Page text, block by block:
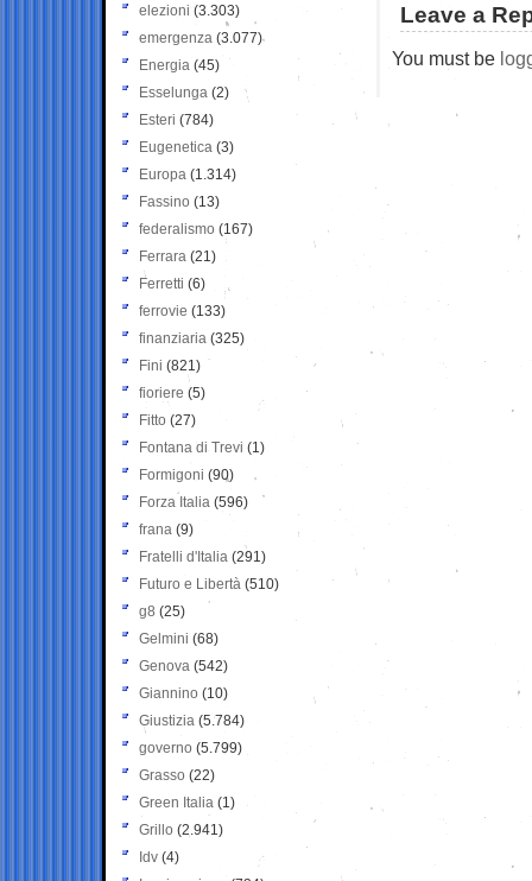
Leave a
You must be
elezioni (3.303)
emergenza (3.077)
Energia (45)
Esselunga (2)
Esteri (784)
Eugenetica (3)
Europa (1.314)
Fassino (13)
federalismo (167)
Ferrara (21)
Ferretti (6)
ferrovie (133)
finanziaria (325)
Fini (821)
fioriere (5)
Fitto (27)
Fontana di Trevi (1)
Formigoni (90)
Forza Italia (596)
frana (9)
Fratelli d'Italia (291)
Futuro e Libertà (510)
g8 (25)
Gelmini (68)
Genova (542)
Giannino (10)
Giustizia (5.784)
governo (5.799)
Grasso (22)
Green Italia (1)
Grillo (2.941)
Idv (4)